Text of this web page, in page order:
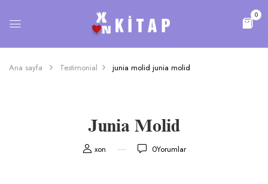
0
Ana sayfa Testimonial junia molid junia molid
Junia Molid
xon 0Yorumlar